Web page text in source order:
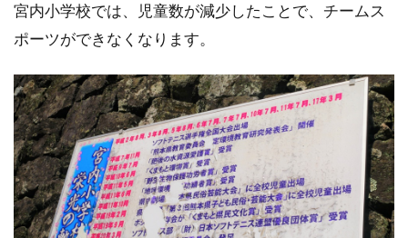
宮内小学校では、児童数が減少したことで、チームス
ポーツができなくなります。